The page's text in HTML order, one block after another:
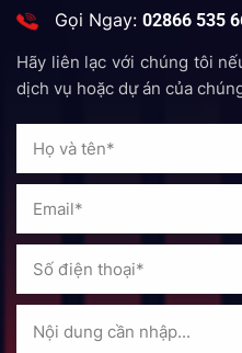
Gọi Ngay: 02866 535
Hãy liên lạc với chúng tôi
dịch vụ hoặc dự án của